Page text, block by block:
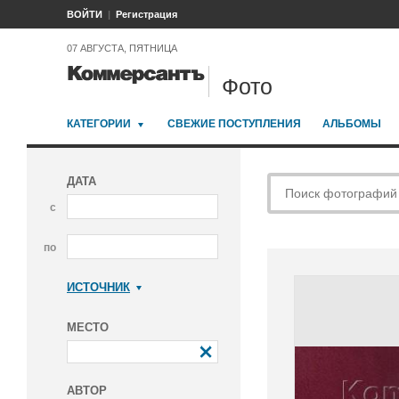
ВОЙТИ Регистрация
07 АВГУСТА, ПЯТНИЦА
Фото
КАТЕГОРИИ СВЕЖИЕ ПОСТУПЛЕНИЯ АЛЬБОМЫ
ДАТА
с
по
ИСТОЧНИК
МЕСТО
АВТОР